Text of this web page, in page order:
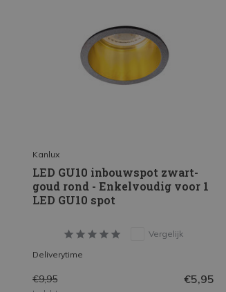
Kanlux
LED GU10 inbouwspot zwart-
goud rond - Enkelvoudig voor 1
LED GU10 spot
Vergelijk
Deliverytime
€9,95 €5,95